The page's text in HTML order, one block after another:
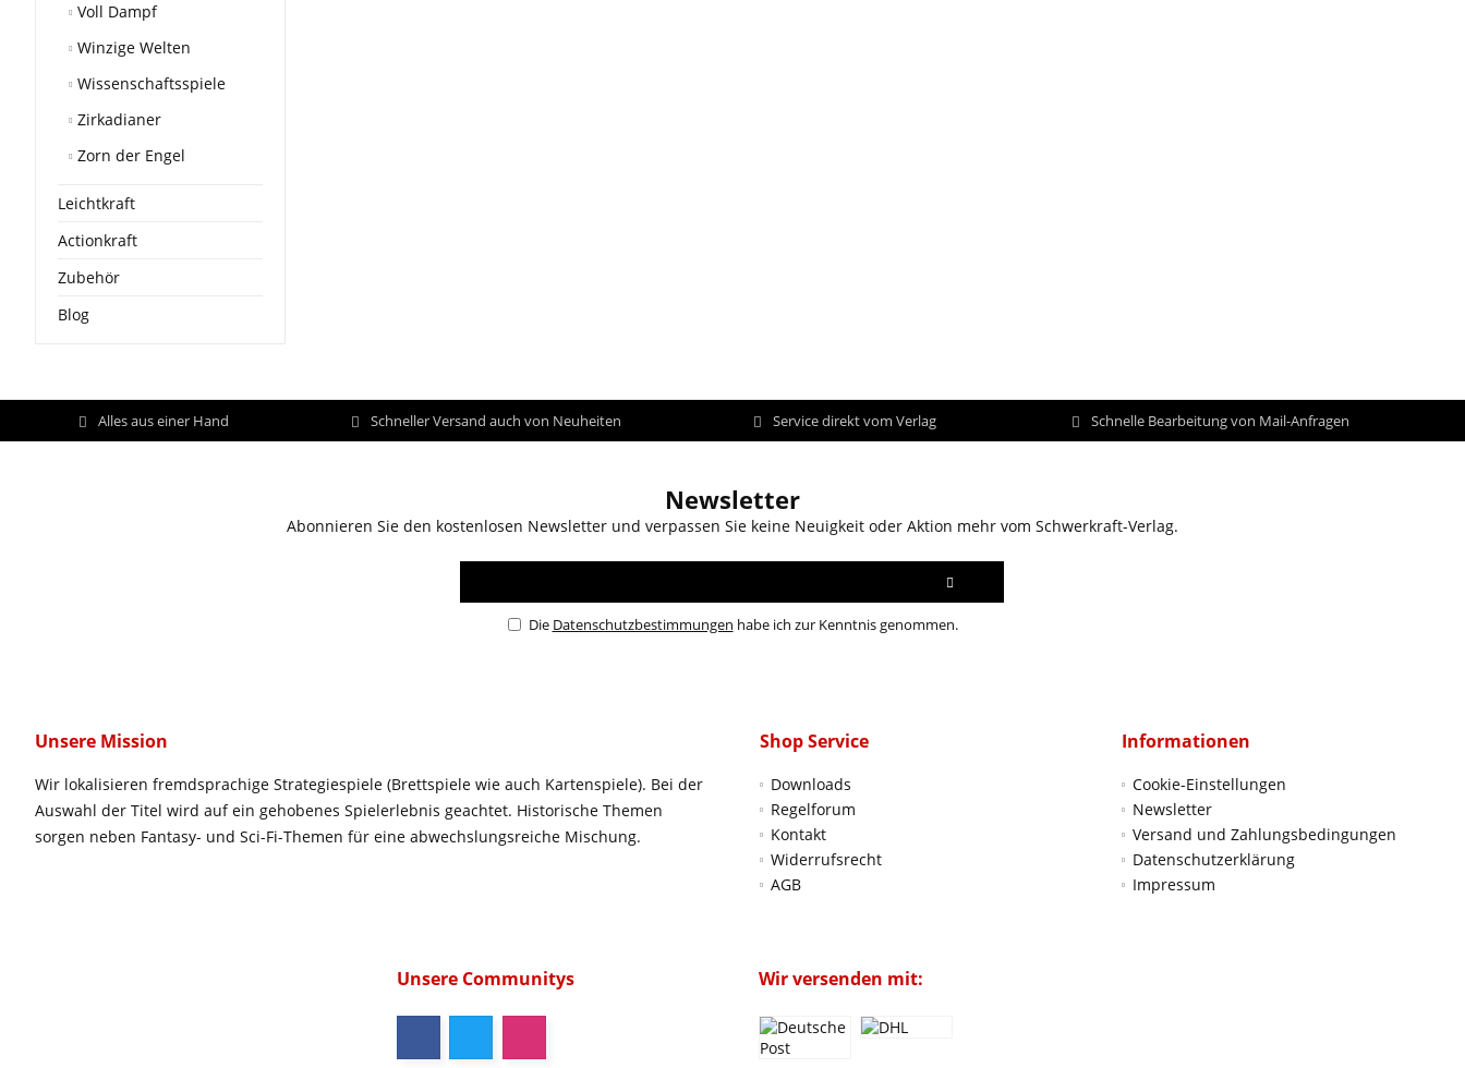
Voll Dampf
Winzige Welten
Wissenschaftsspiele
Zirkadianer
Zorn der Engel
Leichtkraft
Actionkraft
Zubehör
Blog
Alles aus einer Hand Schneller Versand auch von Neuheiten Service direkt vom Verlag Schnelle Bearbeitung von Mail-Anfragen
Newsletter
Abonnieren Sie den kostenlosen Newsletter und verpassen Sie keine Neuigkeit oder Aktion mehr vom Schwerkraft-Verlag.
Die Datenschutzbestimmungen habe ich zur Kenntnis genommen.
Unsere Mission
Wir lokalisieren fremdsprachige Strategiespiele (Brettspiele wie auch Kartenspiele). Bei der
Auswahl der Titel wird auf ein gehobenes Spielerlebnis geachtet. Historische Themen
sorgen neben Fantasy- und Sci-Fi-Themen für eine abwechslungsreiche Mischung.
Shop Service
Downloads
Regelforum
Kontakt
Widerrufsrecht
AGB
Informationen
Cookie-Einstellungen
Newsletter
Versand und Zahlungsbedingungen
Datenschutzerklärung
Impressum
Unsere Communitys Wir versenden mit: